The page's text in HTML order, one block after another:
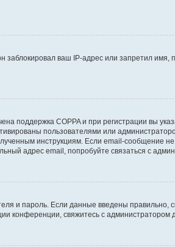
заблокировал ваш IP-адрес или запретил имя,
поддержка COPPA и при регистрации вы
пользователями или
инструкциям. Если email-сообщение
адрес email, попробуйте связаться с
и пароль. Если данные введены правильно,
конференции, свяжитесь с администратором